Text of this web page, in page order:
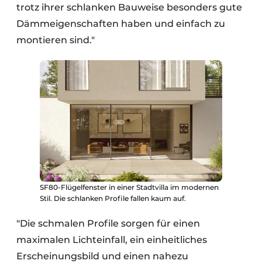
trotz ihrer schlanken Bauweise besonders gute
Dämmeigenschaften haben und einfach zu
montieren sind."
SF80-Flügelfenster in einer Stadtvilla im modernen
Stil. Die schlanken Profile fallen kaum auf.
"Die schmalen Profile sorgen für einen
maximalen Lichteinfall, ein einheitliches
Erscheinungsbild und einen nahezu